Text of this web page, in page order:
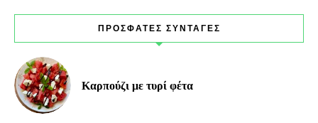
ΠΡΟΣΦΑΤΕΣ ΣΥΝΤΑΓΕΣ
Καρπούζι με τυρί φέτα